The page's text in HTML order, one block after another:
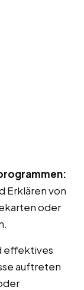
Erklären von
oder
effektives
auftreten